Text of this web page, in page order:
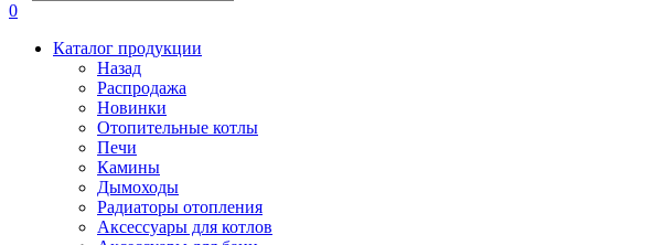
0
Каталог продукции
Назад
Распродажа
Новинки
Отопительные котлы
Печи
Камины
Дымоходы
Радиаторы отопления
Аксессуары для котлов